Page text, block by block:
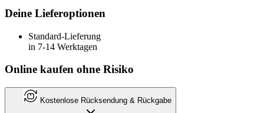
Deine Lieferoptionen
Standard-Lieferung
in 7-14 Werktagen
Online kaufen ohne Risiko
Kostenlose Rücksendung & Rückgabe